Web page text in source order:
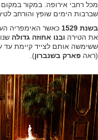
מכל רחבי אירופה. במקור במקום
שברבות הימים שופץ והורחב
בשנת 1529
כאשר האימפריה
את הטירה ובנו אחוזה גדולה
ששימשה אותם לצייד קיימת עד
(ראה פארק בשנברון).